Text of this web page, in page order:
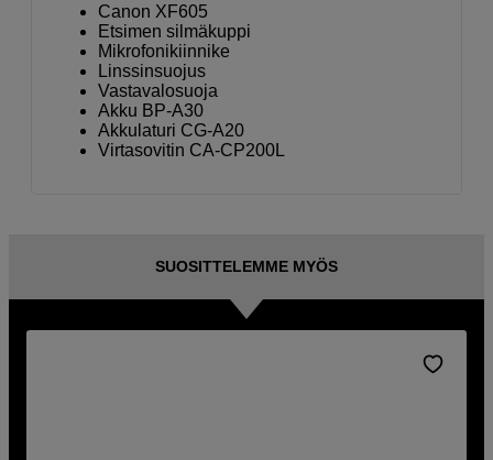
Canon XF605
Etsimen silmäkuppi
Mikrofonikiinnike
Linssinsuojus
Vastavalosuoja
Akku BP-A30
Akkulaturi CG-A20
Virtasovitin CA-CP200L
SUOSITTELEMME MYÖS